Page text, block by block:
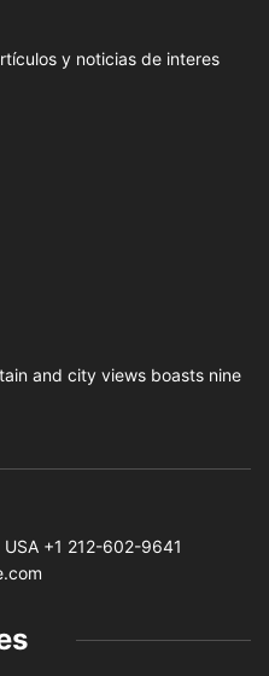
y noticias de interes
and city views boasts nine
+1 212-602-9641